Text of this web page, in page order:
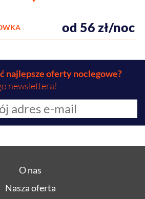
od 56 zł/noc
najlepsze oferty noclegowe?
newslettera!
O nas
Nasza oferta